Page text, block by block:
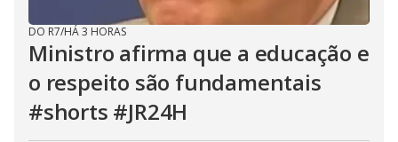
DO R7/HÁ 3 HORAS
Ministro afirma que a educação e
o respeito são fundamentais
#shorts #JR24H